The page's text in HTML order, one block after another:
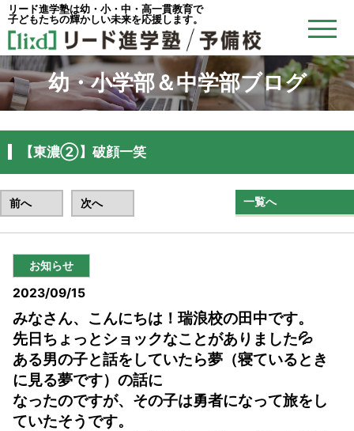
リード進学塾は幼・小・中・高一貫教育で
子どもたちの輝かしい未来を応援します。
幼・小学部＆中学部ブログ
【東濃②】破顔一笑
前へ 次へ 一覧へ
お知らせ
2023/09/15
みなさん、こんにちは！瑞浪校の田中です。
先日ちょっとショックなことがありました💦
ある男の子と話をしていたら夢（寝ているとき
に見る夢です）の話に
なったのですが、 その子は勇者になって旅をし
ていたそうです。